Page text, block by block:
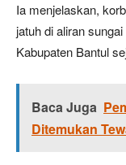
Ia menjelaskan,
jatuh di aliran
Kabupaten Bantul
Baca Juga
Ditemukan